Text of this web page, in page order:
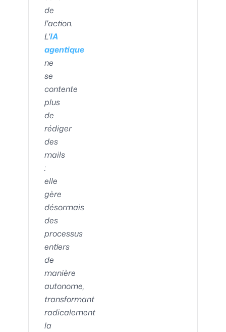
de
l'action.
L'IA
agentique
ne
se
contente
plus
de
rédiger
des
mails
:
elle
gère
désormais
des
processus
entiers
de
manière
autonome,
transformant
radicalement
la